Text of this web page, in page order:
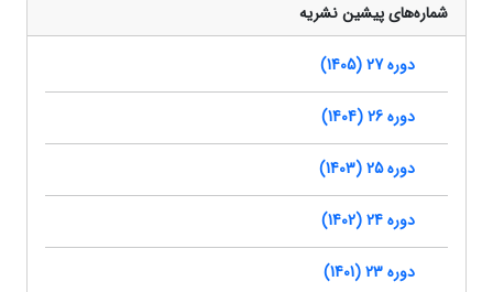
شماره‌های پیشین نشریه
دوره 27 (1405)
دوره 26 (1404)
دوره 25 (1403)
دوره 24 (1402)
دوره 23 (1401)